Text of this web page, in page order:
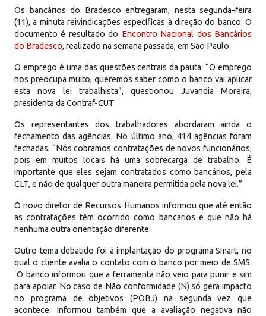
Os bancários do Bradesco entregaram, nesta segunda-feira
(11), a minuta reivindicações específicas à direção do banco. O
documento é resultado do Encontro Nacional dos Bancários
do Bradesco, realizado na semana passada, em São Paulo.
O emprego é uma das questões centrais da pauta. “O emprego
nos preocupa muito, queremos saber como o banco vai aplicar
esta nova lei trabalhista”, questionou Juvandia Moreira,
presidenta da Contraf-CUT.
Os representantes dos trabalhadores abordaram ainda o
fechamento das agências. No último ano, 414 agências foram
fechadas. “Nós cobramos contratações de novos funcionários,
pois em muitos locais há uma sobrecarga de trabalho. É
importante que eles sejam contratados como bancários, pela
CLT, e não de qualquer outra maneira permitida pela nova lei.”
O novo diretor de Recursos Humanos informou que até então
as contratações têm ocorrido como bancários e que não há
nenhuma outra orientação diferente.
Outro tema debatido foi a implantação do programa Smart, no
qual o cliente avalia o contato com o banco por meio de SMS.
O banco informou que a ferramenta não veio para punir e sim
para apoiar. No caso de Não conformidade (N) só gera impacto
no programa de objetivos (POBJ) na segunda vez que
acontece. Informou também que a avaliação negativa não